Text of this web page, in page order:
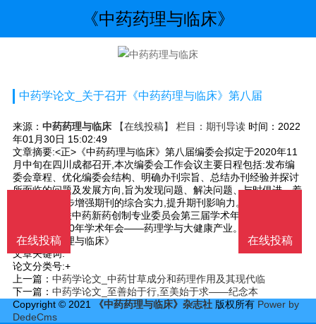
《中药药理与临床》
中药学论文_关于召开《中药药理与临床》第八届
来源： 中药药理与临床 【在线投稿】 栏目： 期刊导读时间：2022
年01月30日 15:02:49
文章摘要:<正>《中药药理与临床》第八届编委会拟定于2020年11
月中旬在四川成都召开,本次编委会工作会议主要日程包括:发布编
委会章程、优化编委会结构、明确办刊宗旨、总结办刊经验并探讨
所面临的问题及发展方向,旨为发现问题、解决问题、与时俱进、着
眼未来,进一步增强期刊的综合实力,提升期刊影响力。届时将同期
举行世界中联中药新药创制专业委员会第三届学术年会、四川省药
理学学会2020年学术年会——药理学与大健康产业。会议联系方
式:《中药药理与临床》
文章关键词:
论文分类号:+
上一篇： 中药学论文_中药甘草成分和药理作用及其现代临
下一篇： 中药学论文_至善始于行,至美始于求——纪念本
Copyright © 2021
《中药药理与临床》杂志社版权所有 Power by
DedeCms
在线投稿
在线投稿